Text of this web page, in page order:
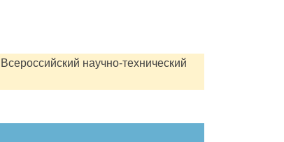
научно-технический